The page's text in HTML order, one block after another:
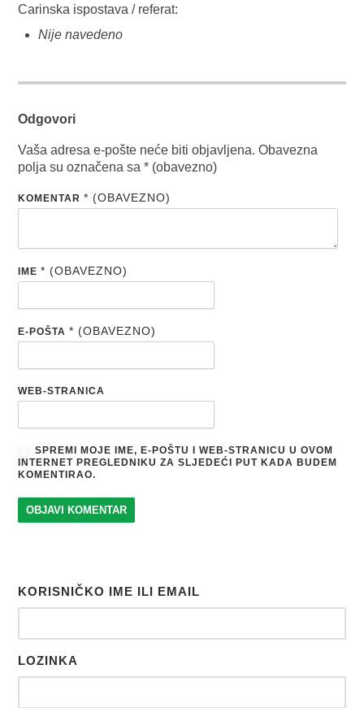
Carinska ispostava / referat:
Nije navedeno
Odgovori
Vaša adresa e-pošte neće biti objavljena. Obavezna
polja su označena sa* (obavezno)
KOMENTAR* (OBAVEZNO)
IME* (OBAVEZNO)
E-POŠTA* (OBAVEZNO)
WEB-STRANICA
SPREMI MOJE IME, E-POŠTU I WEB-STRANICU U OVOM
INTERNET PREGLEDNIKU ZA SLJEDEĆI PUT KADA BUDEM
KOMENTIRAO.
KORISNIČKO IME ILI EMAIL
LOZINKA